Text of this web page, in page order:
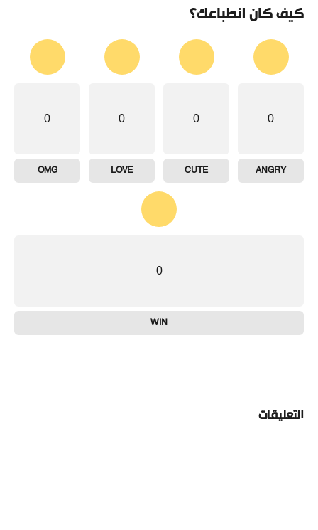
كيف كان انطباعك؟
0
ANGRY
0
CUTE
0
LOVE
0
OMG
0
WIN
التعليقات